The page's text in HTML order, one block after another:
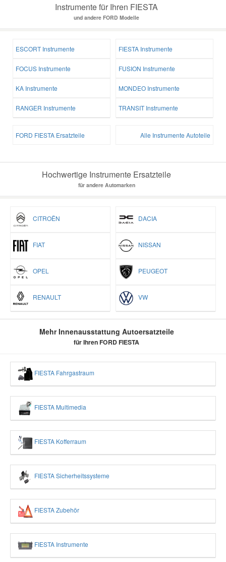
Instrumente für Ihren FIESTA
und andere FORD Modelle
ESCORT Instrumente FIESTA Instrumente
FOCUS Instrumente FUSION Instrumente
KA Instrumente MONDEO Instrumente
RANGER Instrumente TRANSIT Instrumente
FORD FIESTA Ersatzteile Alle Instrumente Autoteile
Hochwertige Instrumente Ersatzteile
für andere Automarken
CITROËN DACIA
FIAT NISSAN
OPEL PEUGEOT
RENAULT VW
Mehr Innenausstattung Autoersatzteile
für Ihren FORD FIESTA
FIESTA Fahrgastraum
FIESTA Multimedia
FIESTA Kofferraum
FIESTA Sicherheitssysteme
FIESTA Zubehör
FIESTA Instrumente